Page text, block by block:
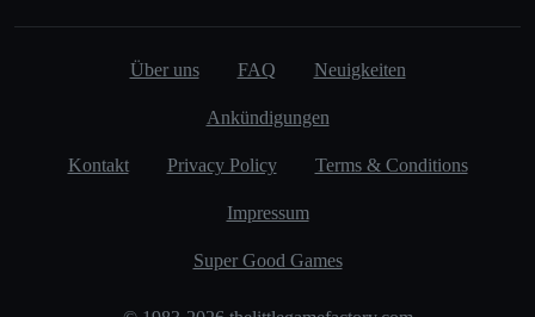
Über uns FAQ Neuigkeiten
Ankündigungen
Kontakt Privacy Policy Terms & Conditions
Impressum
Super Good Games